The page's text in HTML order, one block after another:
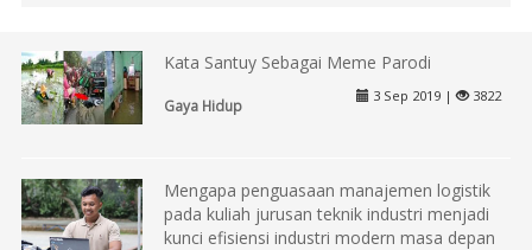
Kata Santuy Sebagai Meme Parodi
Gaya Hidup
3 Sep 2019 | 3822
Mengapa penguasaan manajemen logistik
pada kuliah jurusan teknik industri menjadi
kunci efisiensi industri modern masa depan